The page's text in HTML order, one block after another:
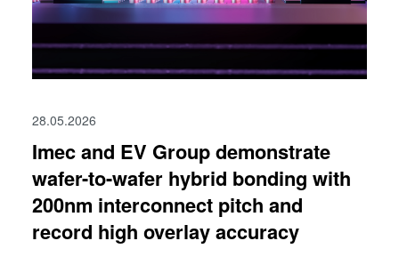
28.05.2026
Imec and EV Group demonstrate
wafer-to-wafer hybrid bonding with
200nm interconnect pitch and
record high overlay accuracy